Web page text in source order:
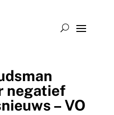
negatief
– VO